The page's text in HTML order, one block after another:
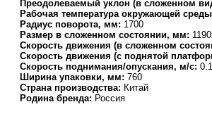
Преодолеваемый уклон (в сложенном
Рабочая температура окружающей
Радиус поворота, мм: 1700
Размер в сложенном состоянии, мм:
Скорость движения (в сложенном
Скорость движения (с поднятой
Скорость поднимания/опускания, м/с:
Ширина упаковки, мм: 760
Страна производства: Китай
Родина бренда: Россия